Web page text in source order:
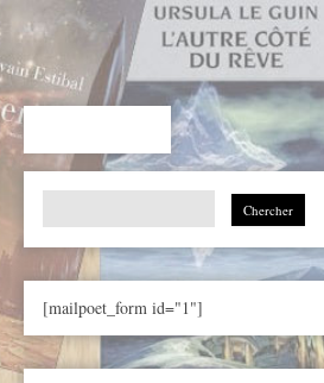
Search
[mailpoet_form id="1"]